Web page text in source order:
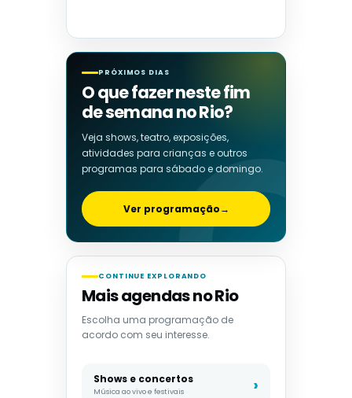
PRÓXIMOS DIAS
O que fazer neste fim
de semana no Rio?
Veja shows, teatro, exposições,
atividades para crianças e outros
programas para sábado e domingo.
Ver programação→
CONTINUE EXPLORANDO
Mais agendas no Rio
Escolha uma programação de
acordo com seu interesse.
Shows e concertos
Música ao vivo e festivais